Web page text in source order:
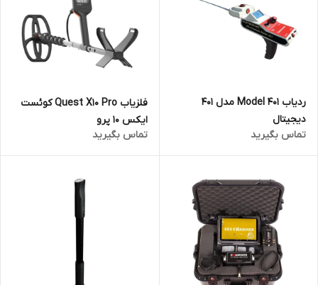
ردیاب Model 401 مدل 401
دیجیتال
تماس بگیرید
فلزیاب Quest X10 Pro کوئست
ایکس 10 پرو
تماس بگیرید